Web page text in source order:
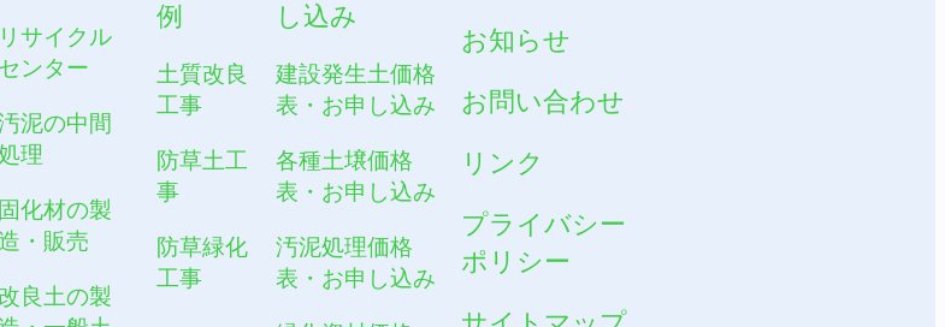
リサイクル
センター
泥の中間
理
固化材の製
・販売
改良土の製
例
土質改良
工事
防草土工
事
防草緑化
工事
し込み
建設発生土価格
表・お申し込み
各種土壌価格
表・お申し込み
汚泥処理価格
表・お申し込み
お知らせ
お問い合わせ
リンク
プライバシー
ポリシー